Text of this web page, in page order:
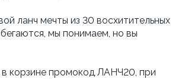
ланч мечты из 30 восхитительных
мы понимаем, но вы
в корзине промокод ЛАНЧ20, при